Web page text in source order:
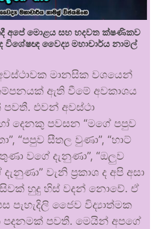
අපේ මොළය සහ හදවත ක්ෂණිකව
විශේෂඥ වෛද්‍ය මහාචාර්ය නාමල්
මානසික වශයෙන්
ඇති වීමේ අවකාශය
එවන් අවස්ථා
දෙනකු පවසන “මගේ පපුව
“පපුව සීතල වුණා”, “හාට්
වගේ දැනුණා”, “ඔලුව
වැනි ප්‍රකාශ ද අපි අසා
හුදු හිස් වදන් නොවේ. ඒ
පැහැදිලි ජෛව විද්‍යාත්මක
පදනමක් පවතී. මෙයින් අපගේ